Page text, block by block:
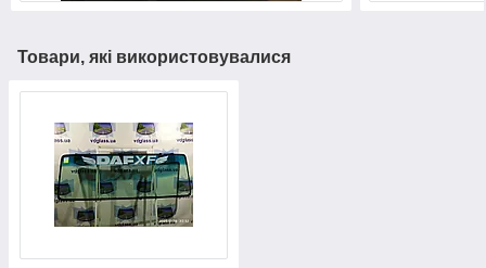
Товари, які використовувалися